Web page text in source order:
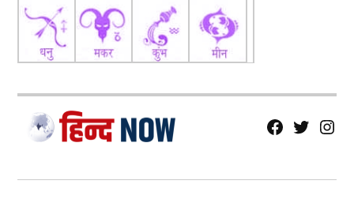
fb Tw tw